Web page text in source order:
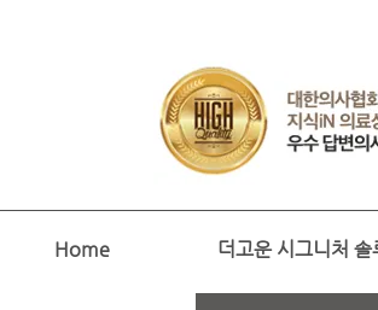
Home 더고운 시그니처 솔